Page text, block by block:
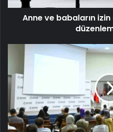
Anne ve babaların